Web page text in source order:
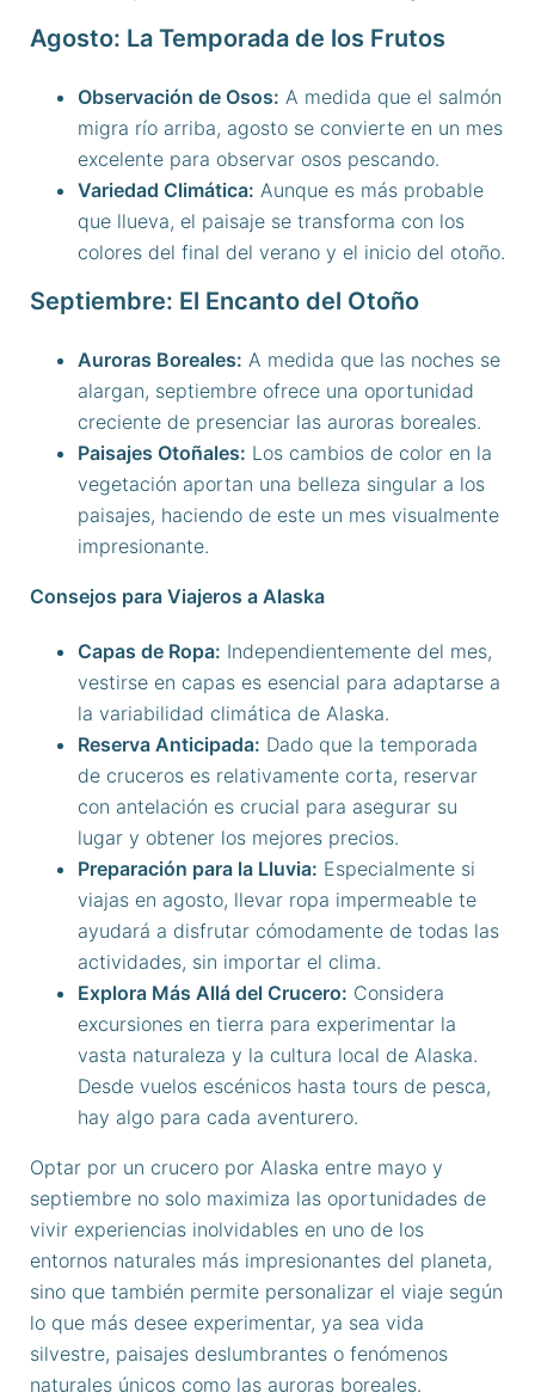
Agosto: La Temporada de los Frutos
Observación de Osos: A medida que el salmón
migra río arriba, agosto se convierte en un mes
excelente para observar osos pescando.
Variedad Climática: Aunque es más probable
que llueva, el paisaje se transforma con los
colores del final del verano y el inicio del otoño.
Septiembre: El Encanto del Otoño
Auroras Boreales: A medida que las noches se
alargan, septiembre ofrece una oportunidad
creciente de presenciar las auroras boreales.
Paisajes Otoñales: Los cambios de color en la
vegetación aportan una belleza singular a los
paisajes, haciendo de este un mes visualmente
impresionante.
Consejos para Viajeros a Alaska
Capas de Ropa: Independientemente del mes,
vestirse en capas es esencial para adaptarse a
la variabilidad climática de Alaska.
Reserva Anticipada: Dado que la temporada
de cruceros es relativamente corta, reservar
con antelación es crucial para asegurar su
lugar y obtener los mejores precios.
Preparación para la Lluvia: Especialmente si
viajas en agosto, llevar ropa impermeable te
ayudará a disfrutar cómodamente de todas las
actividades, sin importar el clima.
Explora Más Allá del Crucero: Considera
excursiones en tierra para experimentar la
vasta naturaleza y la cultura local de Alaska.
Desde vuelos escénicos hasta tours de pesca,
hay algo para cada aventurero.
Optar por un crucero por Alaska entre mayo y
septiembre no solo maximiza las oportunidades de
vivir experiencias inolvidables en uno de los
entornos naturales más impresionantes del planeta,
sino que también permite personalizar el viaje según
lo que más desee experimentar, ya sea vida
silvestre, paisajes deslumbrantes o fenómenos
naturales únicos como las auroras boreales.